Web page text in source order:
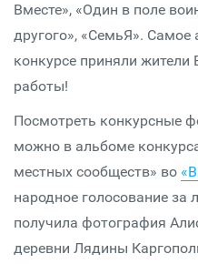
Вместе», «Один в поле
другого», «СемьЯ». Самое
конкурсе приняли жители
работы!
Посмотреть конкурсные
можно в альбоме
местных сообществ» во
народное голосование за
получила фотография
деревни Лядины